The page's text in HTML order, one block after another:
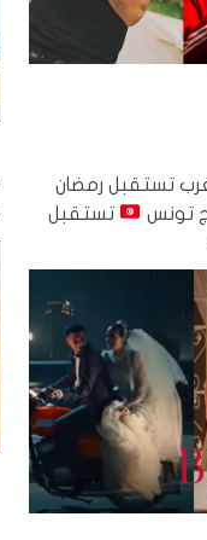
والمغرب تستقبل رمضان
تونس
تستقبل